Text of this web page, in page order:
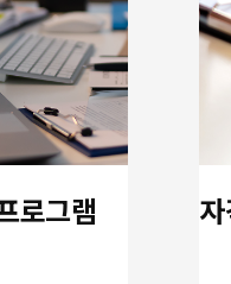
로그램